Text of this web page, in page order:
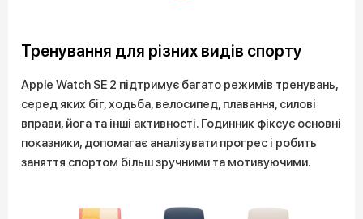
Тренування для різних видів спорту
Apple Watch SE 2 підтримує багато режимів тренувань,
серед яких біг, ходьба, велосипед, плавання, силові
вправи, йога та інші активності. Годинник фіксує основні
показники, допомагає аналізувати прогрес і робить
заняття спортом більш зручними та мотивуючими.